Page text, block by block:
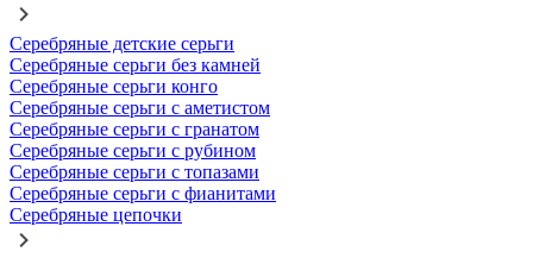
Серебряные детские серьги
Серебряные серьги без камней
Серебряные серьги конго
Серебряные серьги с аметистом
Серебряные серьги с гранатом
Серебряные серьги с рубином
Серебряные серьги с топазами
Серебряные серьги с фианитами
Серебряные цепочки